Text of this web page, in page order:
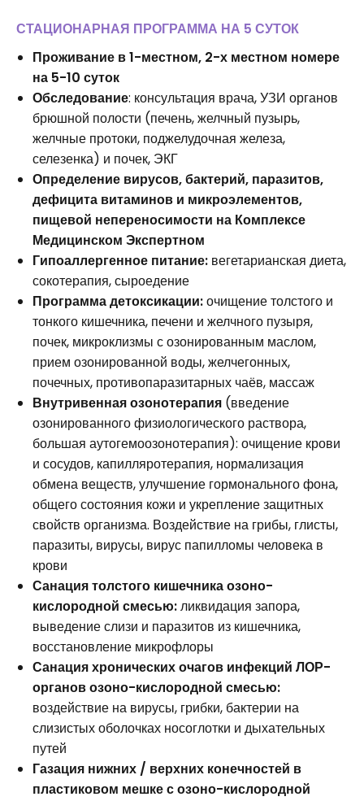
СТАЦИОНАРНАЯ ПРОГРАММА НА 5 СУТОК
Проживание в 1-местном, 2-х местном номере
на 5-10 суток
Обследование: консультация врача, УЗИ органов
брюшной полости (печень, желчный пузырь,
желчные протоки, поджелудочная железа,
селезенка) и почек, ЭКГ
Определение вирусов, бактерий, паразитов,
дефицита витаминов и микроэлементов,
пищевой непереносимости на Комплексе
Медицинском Экспертном
Гипоаллергенное питание: вегетарианская диета,
сокотерапия, сыроедение
Программа детоксикации:очищение толстого и
тонкого кишечника, печени и желчного пузыря,
почек, микроклизмы с озонированным маслом,
прием озонированной воды, желчегонных,
почечных, противопаразитарных чаёв, массаж
Внутривеннаяозонотерапия (введение
озонированного физиологического раствора,
большая аутогемоозонотерапия): очищение крови
и сосудов, капилляротерапия, нормализация
обмена веществ, улучшение гормонального фона,
общего состояния кожи и укрепление защитных
свойств организма. Воздействие на грибы, глисты,
паразиты, вирусы, вирус папилломы человека в
крови
Санация толстого кишечника озоно-
кислородной смесью:ликвидация запора,
выведение слизи и паразитов из кишечника,
восстановление микрофлоры
Санация хронических очагов инфекций ЛОР-
органов озоно-кислородной смесью:
воздействие на вирусы, грибки, бактерии на
слизистых оболочках носоглотки и дыхательных
путей
Газация нижних / верхних конечностей в
пластиковом мешке с озоно-кислородной